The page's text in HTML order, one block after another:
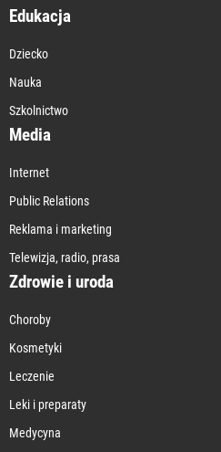
Edukacja
Dziecko
Nauka
Szkolnictwo
Media
Internet
Public Relations
Reklama i marketing
Telewizja, radio, prasa
Zdrowie i uroda
Choroby
Kosmetyki
Leczenie
Leki i preparaty
Medycyna